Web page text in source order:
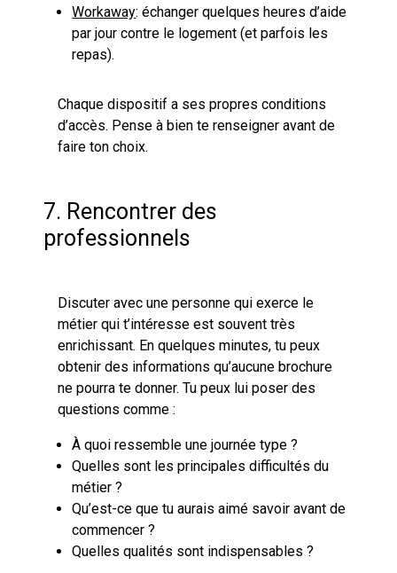
Workaway: échanger quelques heures d’aide
par jour contre le logement (et parfois les
repas).
Chaque dispositif a ses propres conditions
d’accès. Pense à bien te renseigner avant de
faire ton choix.
7. Rencontrer des
professionnels
Discuter avec une personne qui exerce le
métier qui t’intéresse est souvent très
enrichissant. En quelques minutes, tu peux
obtenir des informations qu’aucune brochure
ne pourra te donner. Tu peux lui poser des
questions comme :
À quoi ressemble une journée type ?
Quelles sont les principales difficultés du
métier ?
Qu’est-ce que tu aurais aimé savoir avant de
commencer ?
Quelles qualités sont indispensables ?